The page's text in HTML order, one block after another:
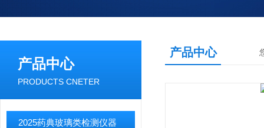
产品中心
PRODUCTS CNETER
2025药典玻璃类检测仪器
产品中心